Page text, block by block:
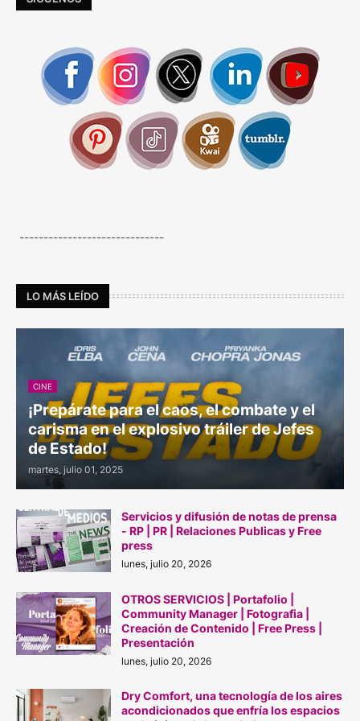
------------------------------
LO MÁS LEÍDO
CINE
¡Prepárate para el caos, el combate y el
carisma en el explosivo tráiler de Jefes
de Estado!
martes, julio 01, 2025
Servicios y difusión de notas de prensa
- RP | PR | Relaciones Publicas y Free
press
lunes, julio 20, 2026
OTROS SERVICIOS | Portafolio |
Community Manager | Fotografia |
Creación de Contenido | Free Press |
Presentación
lunes, julio 20, 2026
Dry Comfort, una tecnología de los aires
acondicionados que enfría los espacios